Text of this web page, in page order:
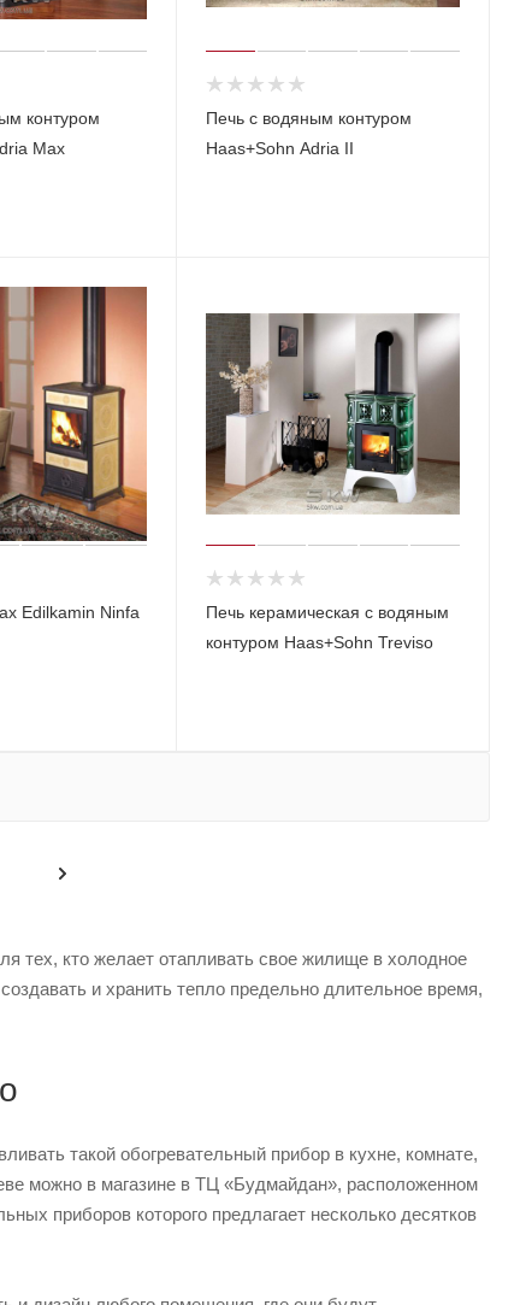
контуром
Max
Печь с водяным контуром
Haas+Sohn Adria II
Edilkamin Ninfa
Печь керамическая с водяным
контуром Haas+Sohn Treviso
тех, кто желает отапливать свое жилище в холодное
и хранить тепло предельно длительное время,
такой обогревательный прибор в кухне, комнате,
можно в магазине в ТЦ «Будмайдан», расположенном
приборов которого предлагает несколько десятков